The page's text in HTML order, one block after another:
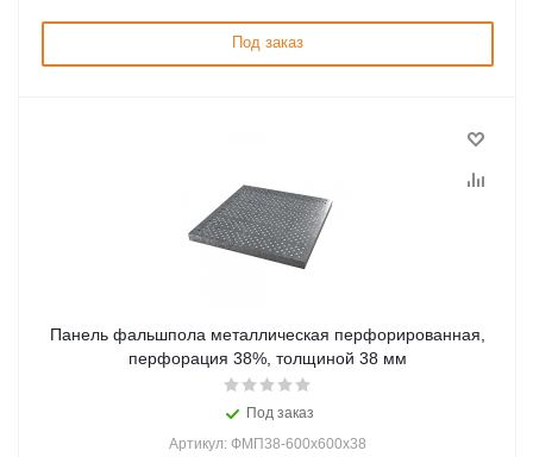
Под заказ
Панель фальшпола металлическая перфорированная,
перфорация 38%, толщиной 38 мм
Под заказ
Артикул: ФМП38-600х600х38